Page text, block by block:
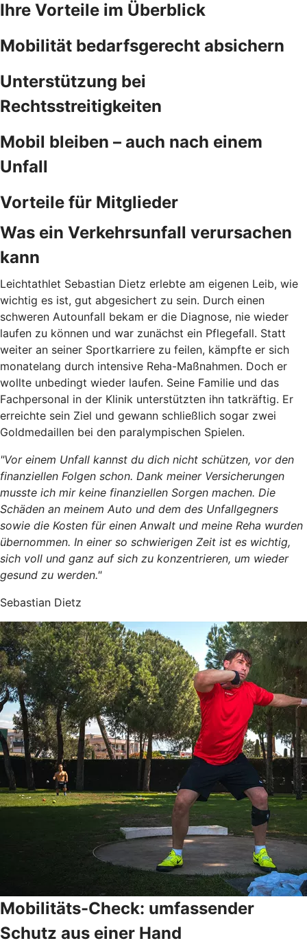
Ihre Vorteile im Überblick
Mobilität bedarfsgerecht absichern
Unterstützung bei
Rechtsstreitigkeiten
Mobil bleiben – auch nach einem
Unfall
Vorteile für Mitglieder
Was ein Verkehrsunfall verursachen
kann
Leichtathlet Sebastian Dietz erlebte am eigenen Leib, wie
wichtig es ist, gut abgesichert zu sein. Durch einen
schweren Autounfall bekam er die Diagnose, nie wieder
laufen zu können und war zunächst ein Pflegefall. Statt
weiter an seiner Sportkarriere zu feilen, kämpfte er sich
monatelang durch intensive Reha-Maßnahmen. Doch er
wollte unbedingt wieder laufen. Seine Familie und das
Fachpersonal in der Klinik unterstützten ihn tatkräftig. Er
erreichte sein Ziel und gewann schließlich sogar zwei
Goldmedaillen bei den paralympischen Spielen.
"Vor einem Unfall kannst du dich nicht schützen, vor den
finanziellen Folgen schon. Dank meiner Versicherungen
musste ich mir keine finanziellen Sorgen machen. Die
Schäden an meinem Auto und dem des Unfallgegners
sowie die Kosten für einen Anwalt und meine Reha wurden
übernommen. In einer so schwierigen Zeit ist es wichtig,
sich voll und ganz auf sich zu konzentrieren, um wieder
gesund zu werden."
Sebastian Dietz
Mobilitäts-Check: umfassender
Schutz aus einer Hand